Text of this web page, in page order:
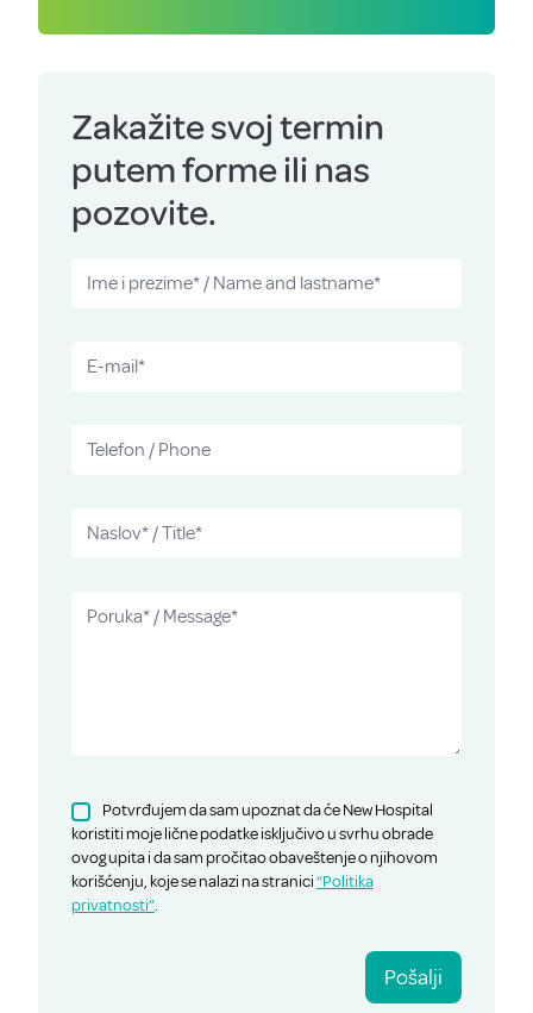
Zakažite svoj termin
putem forme ili nas
pozovite.
Potvrđujem da sam upoznat da će New Hospital
koristiti moje lične podatke isključivo u svrhu obrade
ovog upita i da sam pročitao obaveštenje o njihovom
korišćenju, koje se nalazi na stranici“Politika
privatnosti”.
Pošalji